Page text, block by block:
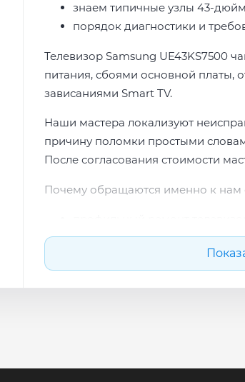
знаем типичные узлы 43-
порядок диагностики и
Телевизор Samsung UE43KS7500
питания, сбоями основной платы,
зависаниями Smart TV.
Наши мастера локализуют
причину поломки простыми
После согласования стоимости
Почему обращаются именно к нам
опыт по бренду Samsung;
прозрачная смета до начала
подбор проверенных
Оставьте заявку или позвоните: